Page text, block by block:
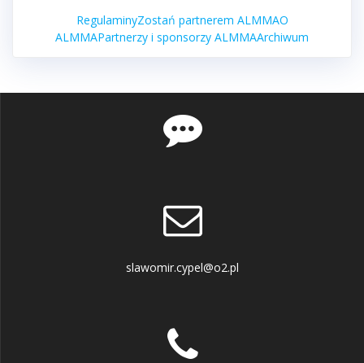
RegulaminyZostań partnerem ALMMAO
ALMMAPartnerzy i sponsorzy ALMMAArchiwum
slawomir.cypel@o2.pl